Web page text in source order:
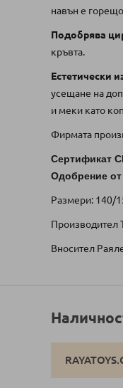
навън е
Подобрява
кръвта.
Естетически
усещане на
и меки като
Фирмата
Сертификат
Одобрение от
Размери: 140/
Производител
Вносител